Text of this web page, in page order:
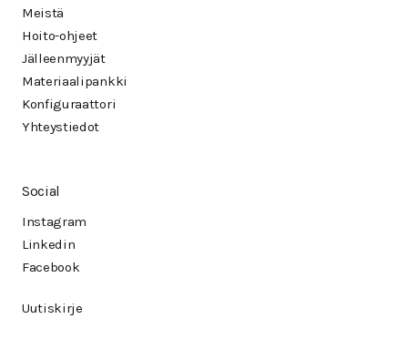
Meistä
Hoito-ohjeet
Jälleenmyyjät
Materiaalipankki
Konfiguraattori
Yhteystiedot
Social
Instagram
Linkedin
Facebook
Uutiskirje